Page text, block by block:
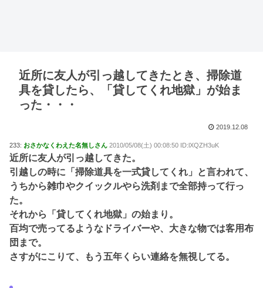
近所に友人が引っ越してきたとき、掃除道
具を貸したら、「貸してくれ地獄」が始ま
った・・・
2019.12.08
233: おさかなくわえた名無しさん 2010/05/08(土) 00:08:50 ID:lXQZH3uK
近所に友人が引っ越してきた。
引越しの時に「掃除道具を一式貸してくれ」と言われて、
うちから雑巾やクイックルやら洗剤まで全部持って行っ
た。
それから「貸してくれ地獄」の始まり。
百均で売ってるようなドライバーや、大きな物では客用布
団まで。
さすがにこりて、もう五年くらい連絡を無視してる。